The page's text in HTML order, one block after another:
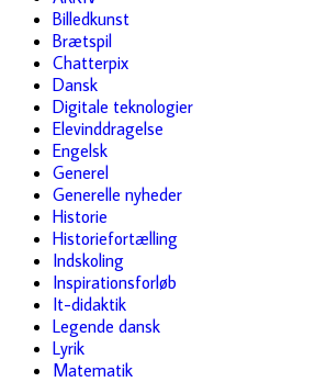
Billedkunst
Brætspil
Chatterpix
Dansk
Digitale teknologier
Elevinddragelse
Engelsk
Generel
Generelle nyheder
Historie
Historiefortælling
Indskoling
Inspirationsforløb
It-didaktik
Legende dansk
Lyrik
Matematik